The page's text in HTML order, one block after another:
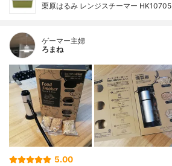
栗原はるみ レンジスチーマー HK10705
ゲーマー主婦
ろまね
5.00